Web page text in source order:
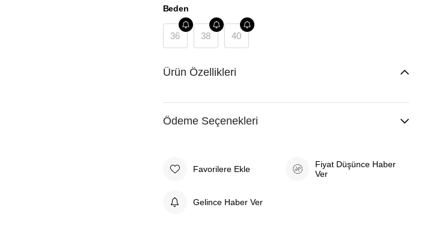
Beden
36 38 40
Ürün Özellikleri
Ödeme Seçenekleri
Favorilere Ekle
Fiyat Düşünce Haber
Ver
Gelince Haber Ver